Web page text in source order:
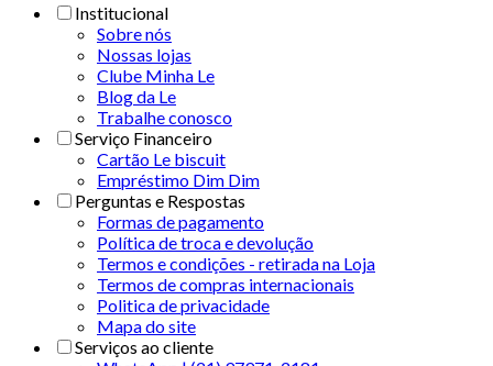
Institucional
Sobre nós
Nossas lojas
Clube Minha Le
Blog da Le
Trabalhe conosco
Serviço Financeiro
Cartão Le biscuit
Empréstimo Dim Dim
Perguntas e Respostas
Formas de pagamento
Política de troca e devolução
Termos e condições - retirada na Loja
Termos de compras internacionais
Politica de privacidade
Mapa do site
Serviços ao cliente